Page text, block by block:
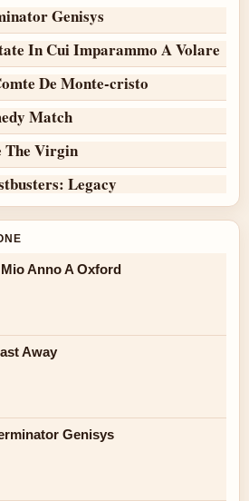
Genisys
In Cui Imparammo A Volare
De Monte-cristo
Match
The Virgin
Legacy
Anno A Oxford
Away
Genisys